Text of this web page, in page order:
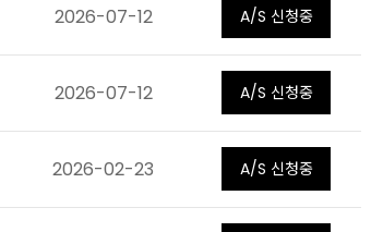
2026-07-12 A/S 신청중
2026-07-12 A/S 신청중
2026-02-23 A/S 신청중